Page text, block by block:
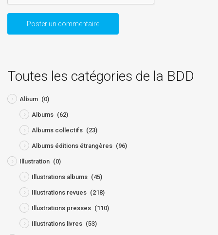
Toutes les catégories de la BDD
Album (0)
Albums (62)
Albums collectifs (23)
Albums éditions étrangères (96)
Illustration (0)
Illustrations albums (45)
Illustrations revues (218)
Illustrations presses (110)
Illustrations livres (53)